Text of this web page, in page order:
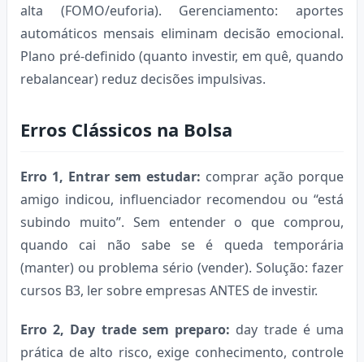
alta (FOMO/euforia). Gerenciamento: aportes
automáticos mensais eliminam decisão emocional.
Plano pré-definido (quanto investir, em quê, quando
rebalancear) reduz decisões impulsivas.
Erros Clássicos na Bolsa
Erro 1, Entrar sem estudar: comprar ação porque
amigo indicou, influenciador recomendou ou “está
subindo muito”. Sem entender o que comprou,
quando cai não sabe se é queda temporária
(manter) ou problema sério (vender). Solução: fazer
cursos B3, ler sobre empresas ANTES de investir.
Erro 2, Day trade sem preparo: day trade é uma
prática de alto risco, exige conhecimento, controle